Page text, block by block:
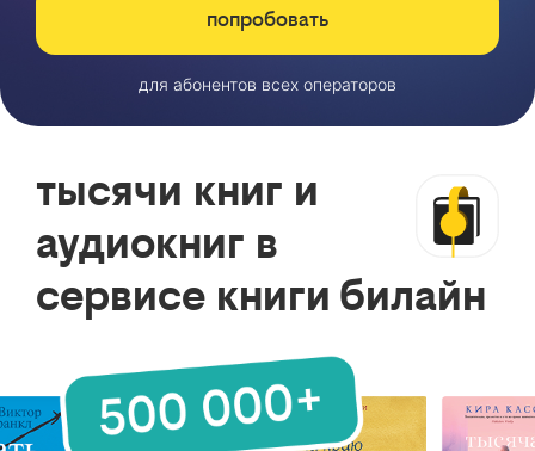
попробовать
для абонентов всех операторов
тысячи книг и
аудиокниг в
сервисе книги билайн